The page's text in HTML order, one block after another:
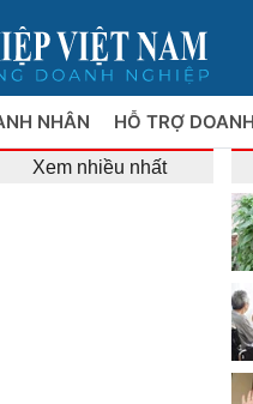
NHÂN HỖ TRỢ
Xem nhiều nhất